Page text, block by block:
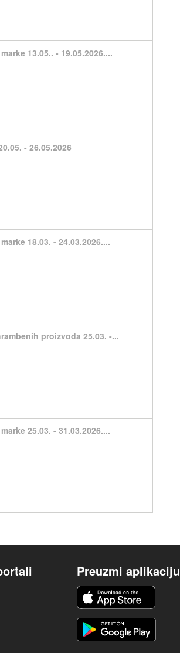
13.05.. - 19.05.2026....
- 26.05.2026
18.03. - 24.03.2026....
proizvoda 25.03. -...
25.03. - 31.03.2026....
Preuzmi aplikaciju